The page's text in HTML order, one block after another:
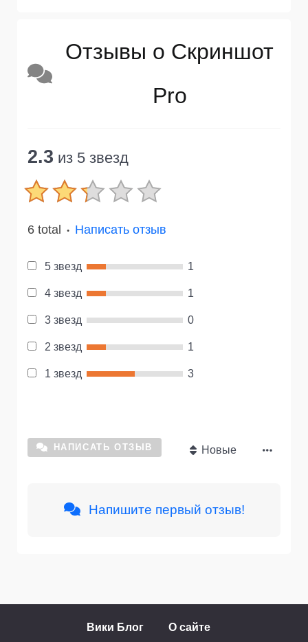
Отзывы о Скриншот
Pro
2.3 из 5 звезд
6 total ● Написать отзыв
5 звезд 1
4 звезд 1
3 звезд 0
2 звезд 1
1 звезд 3
НАПИСАТЬ ОТЗЫВ Новые
Напишите первый отзыв!
Вики Блог О сайте